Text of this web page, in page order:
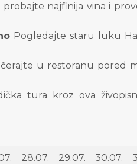
najfinija vina i
Pogledajte staru luku
u restoranu pored
tura kroz ova
28.07. 29.07. 30.07.